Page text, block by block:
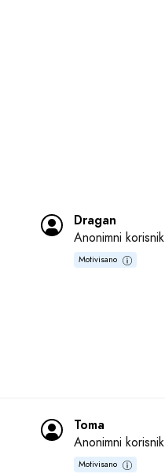
Dragan
Anonimni korisnik
Motivisano
Toma
Anonimni korisnik
Motivisano